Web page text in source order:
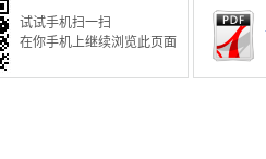
试试手机扫一扫
在你手机上继续浏览此页面